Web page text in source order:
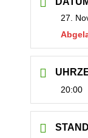
27.
20:00